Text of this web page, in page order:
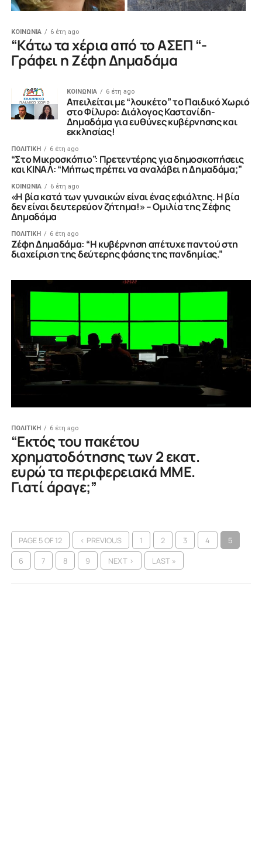
ΚΟΙΝΩΝΙΑ 6 έτη ago
“Κάτω τα χέρια από το ΑΣΕΠ “-
Γράφει η Ζέφη Δημαδάμα
ΚΟΙΝΩΝΙΑ 6 έτη ago
Απειλείται με “λουκέτο” το Παιδικό Χωριό
στο Φίλυρο: Διάλογος Καστανίδη-
Δημαδάμα για ευθύνες κυβέρνησης και
εκκλησίας!
ΠΟΛΙΤΙΚΗ 6 έτη ago
“Στο Μικροσκόπιο”: Πρετεντέρης για δημοσκοπήσεις
και ΚΙΝΑΛ: “Μήπως πρέπει να αναλάβει η Δημαδάμα;”
ΚΟΙΝΩΝΙΑ 6 έτη ago
«Η βία κατά των γυναικών είναι ένας εφιάλτης. Η βία
δεν είναι δευτερεύον ζήτημα!» – Ομιλία της Ζέφης
Δημαδάμα
ΠΟΛΙΤΙΚΗ 6 έτη ago
Ζέφη Δημαδάμα: “Η κυβέρνηση απέτυχε παντού στη
διαχείριση της δεύτερης φάσης της πανδημίας.”
ΠΟΛΙΤΙΚΗ 6 έτη ago
“Εκτός του πακέτου
χρηματοδότησης των 2 εκατ.
ευρώ τα περιφερειακά ΜΜΕ.
Γιατί άραγε;”
PAGE 5 OF 12 ‹ PREVIOUS 1 2 3 4
5
6
7 8 9 NEXT › LAST »